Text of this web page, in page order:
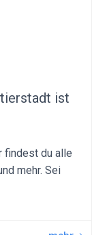
ist
findest du alle
mehr. Sei